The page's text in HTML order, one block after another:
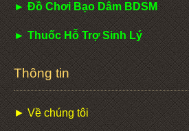
► Đồ Chơi Bạo Dâm BDSM
► Thuốc Hỗ Trợ Sinh Lý
Thông tin
► Về chúng tôi